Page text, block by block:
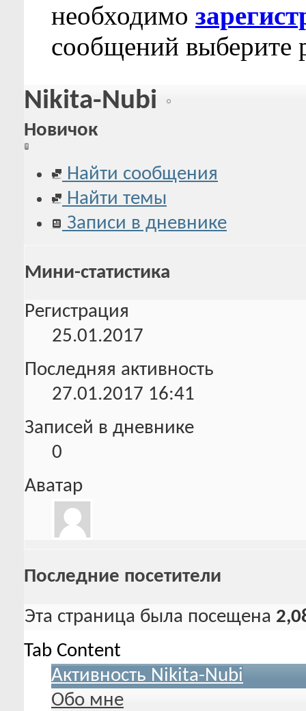
необходимо
сообщений выберите
Nikita-Nubi
Новичок
Найти сообщения
Найти темы
Записи в дневнике
Мини-статистика
Регистрация
25.01.2017
Последняя активность
27.01.2017 16:41
Записей в дневнике
0
Аватар
Последние посетители
Эта страница была посещена
Tab Content
Активность Nikita-Nubi
Обо мне